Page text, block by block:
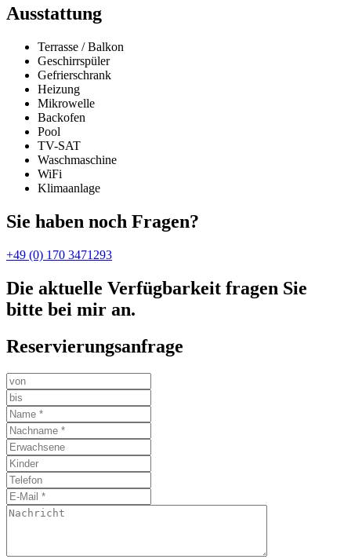
Ausstattung
Terrasse / Balkon
Geschirrspüler
Gefrierschrank
Heizung
Mikrowelle
Backofen
Pool
TV-SAT
Waschmaschine
WiFi
Klimaanlage
Sie haben noch Fragen?
+49 (0) 170 3471293
Die aktuelle Verfügbarkeit fragen Sie
bitte bei mir an.
Reservierungsanfrage